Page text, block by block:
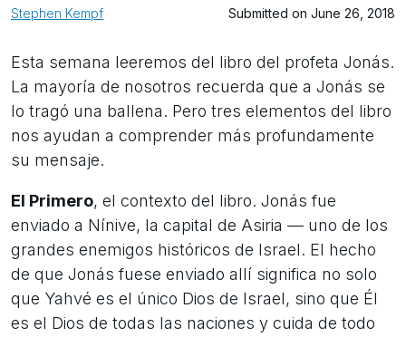
Stephen Kempf Submitted on June 26, 2018
Esta semana leeremos del libro del profeta Jonás.
La mayoría de nosotros recuerda que a Jonás se
lo tragó una ballena. Pero tres elementos del libro
nos ayudan a comprender más profundamente
su mensaje.
El Primero, el contexto del libro. Jonás fue
enviado a Nínive, la capital de Asiria — uno de los
grandes enemigos históricos de Israel. El hecho
de que Jonás fuese enviado allí significa no solo
que Yahvé es el único Dios de Israel, sino que Él
es el Dios de todas las naciones y cuida de todo